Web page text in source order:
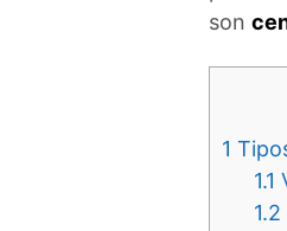
son
1
1.1
1.2